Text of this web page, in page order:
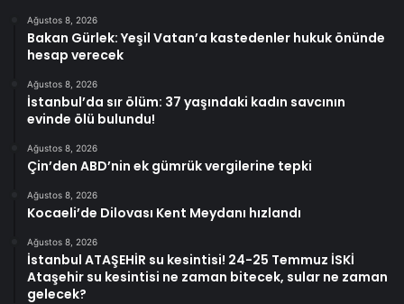
Ağustos 8, 2026
Bakan Gürlek: Yeşil Vatan’a kastedenler hukuk önünde
hesap verecek
Ağustos 8, 2026
İstanbul’da sır ölüm: 37 yaşındaki kadın savcının
evinde ölü bulundu!
Ağustos 8, 2026
Çin’den ABD’nin ek gümrük vergilerine tepki
Ağustos 8, 2026
Kocaeli’de Dilovası Kent Meydanı hızlandı
Ağustos 8, 2026
İstanbul ATAŞEHİR su kesintisi! 24-25 Temmuz İSKİ
Ataşehir su kesintisi ne zaman bitecek, sular ne zaman
gelecek?